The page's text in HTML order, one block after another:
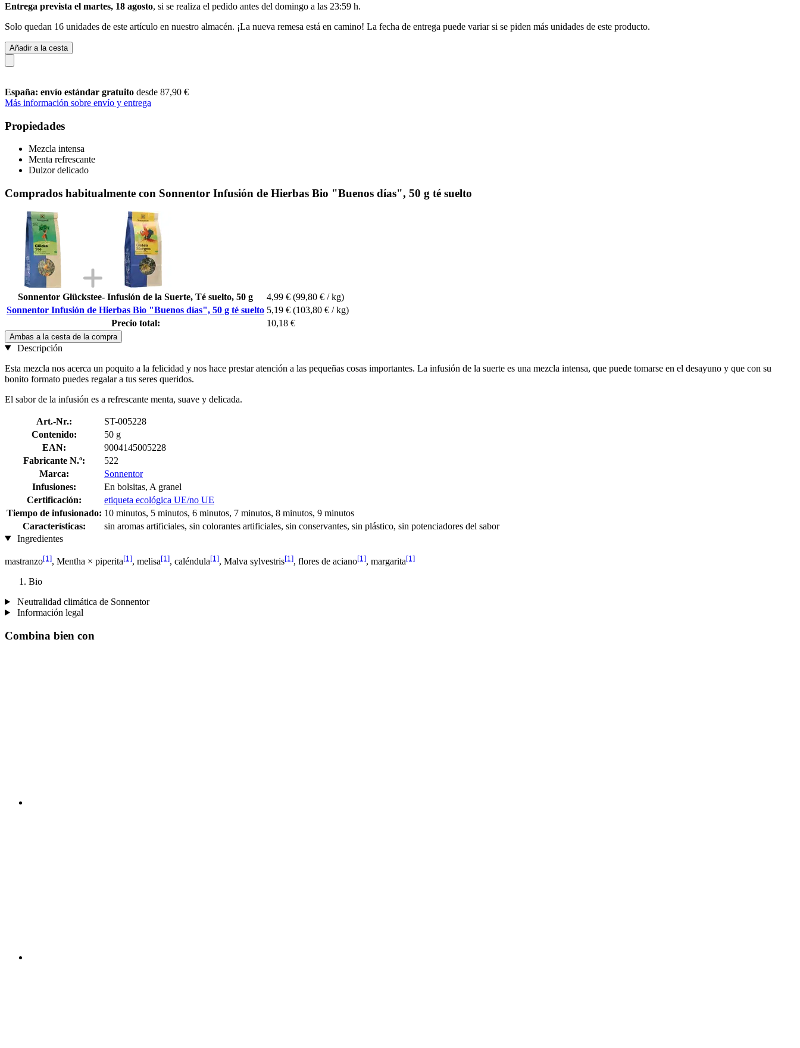
Entrega prevista el martes, 18 agosto, si se realiza el pedido antes del domingo a las 23:59 h.
Solo quedan 16 unidades de este artículo en nuestro almacén. ¡La nueva remesa está en camino! La fecha de entrega puede variar si se piden más unidades de este producto.
Añadir a la cesta
España: envío estándar gratuito desde 87,90 €
Más información sobre envío y entrega
Propiedades
Mezcla intensa
Menta refrescante
Dulzor delicado
Comprados habitualmente con Sonnentor Infusión de Hierbas Bio "Buenos días", 50 g té suelto
Sonnentor Glückstee- Infusión de la Suerte, Té suelto, 50 g 4,99 € (99,80 € / kg)
Sonnentor Infusión de Hierbas Bio "Buenos días", 50 g té suelto 5,19 € (103,80 € / kg)
Precio total:
10,18 €
Ambas a la cesta de la compra
Descripción
Esta mezcla nos acerca un poquito a la felicidad y nos hace prestar atención a las pequeñas cosas importantes. La infusión de la suerte es una mezcla intensa, que puede tomarse en el desayuno y que con su
bonito formato puedes regalar a tus seres queridos.
El sabor de la infusión es a refrescante menta, suave y delicada.
Art.-Nr.:
ST-005228
Contenido:
50 g
EAN:
9004145005228
Fabricante N.º:
522
Marca:
Sonnentor
Infusiones:
En bolsitas, A granel
Certificación:
etiqueta ecológica UE/no UE
Tiempo de infusionado: 10 minutos, 5 minutos, 6 minutos, 7 minutos, 8 minutos, 9 minutos
Características:
sin aromas artificiales, sin colorantes artificiales, sin conservantes, sin plástico, sin potenciadores del sabor
Ingredientes
mastranzo[1], Mentha × piperita[1], melisa[1], caléndula[1], Malva sylvestris[1], flores de aciano[1], margarita[1]
Bio
Neutralidad climática de Sonnentor
Información legal
Combina bien con